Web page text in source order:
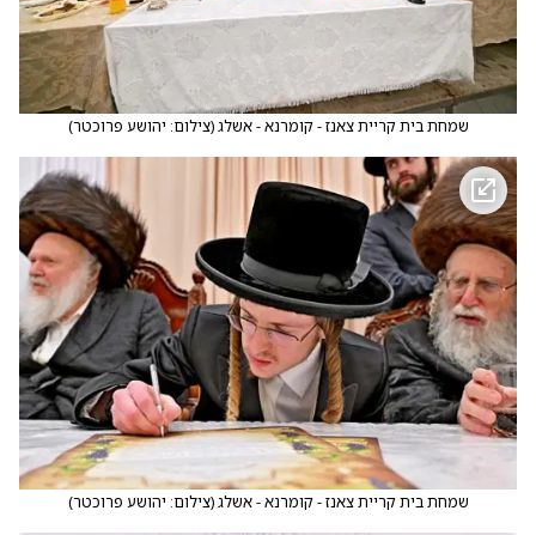
שמחת בית קריית צאנז - קומרנא - אשלג(צילום: יהושע פרוכטר)
שמחת בית קריית צאנז - קומרנא - אשלג (צילום: יהושע פרוכטר)